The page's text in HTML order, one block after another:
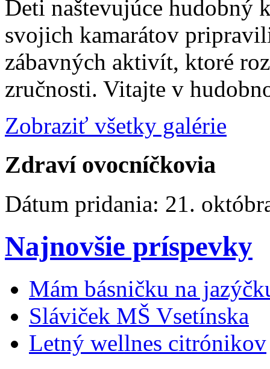
Deti naštevujúce hudobný
svojich kamarátov
zábavných aktivít, ktoré
zručnosti. Vitajte v
Zobraziť všetky galérie
Zdraví ovocníčkovia
Dátum pridania: 21.
Najnovšie príspevky
Mám básničku na
Sláviček MŠ Vsetínska
Letný wellnes citrónikov